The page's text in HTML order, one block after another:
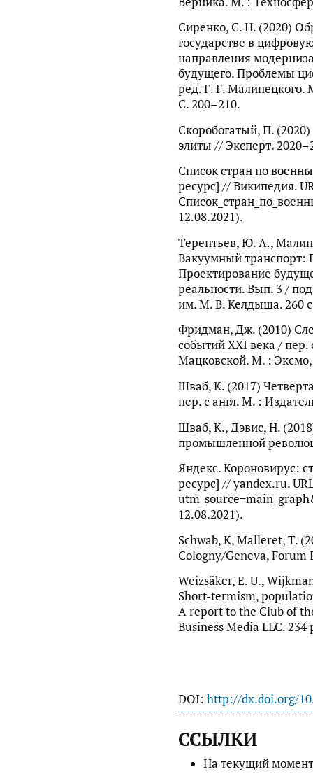
Сиренко, С. Н. (2020)
государстве в
направления
будущего. Проблемы
ред. Г. Г.
С. 200–210.
Скоробогатый, П.
элиты // Эксперт.
Список стран по
ресурс] // Википедия.
12.08.2021).
Терентьев, Ю. А.,
Вакуумный транспорт:
Проектирование
реальности. Вып. 3 /
им. М. В. Келдыша. 260
Фридман, Дж. (2010)
событий XXI века /
Мацковской. М. : Эксмо,
Шваб, К. (2017)
пер. с англ. М. :
Шваб, К., Дэвис, Н.
промышленной
Яндекс. Короновирус:
ресурс] // yandex.ru.
12.08.2021).
Schwab, K, Malleret, T.
Cologny/Geneva, Forum
Weizsäker, E. U.,
Short-termism,
A report to the Club of
Business Media LLC. 234
DOI: http://dx.doi.org/
ССЫЛКИ
На текущий